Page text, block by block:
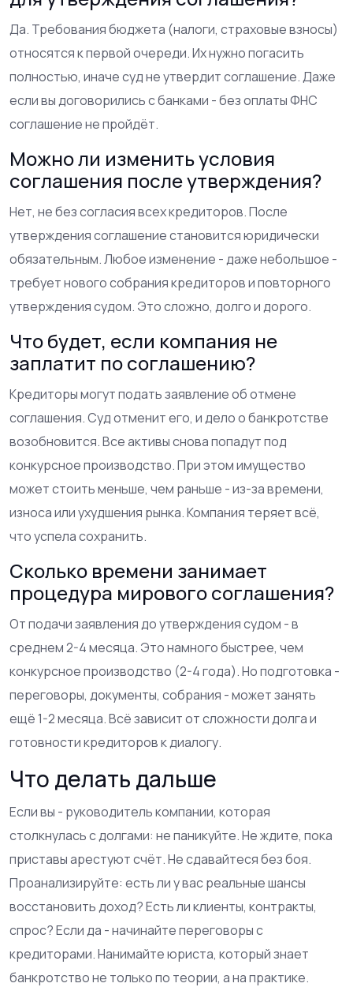
Да. Требования бюджета (налоги, страховые взносы)
относятся к первой очереди. Их нужно погасить
полностью, иначе суд не утвердит соглашение. Даже
если вы договорились с банками - без оплаты ФНС
соглашение не пройдёт.
Можно ли изменить условия
соглашения после утверждения?
Нет, не без согласия всех кредиторов. После
утверждения соглашение становится юридически
обязательным. Любое изменение - даже небольшое -
требует нового собрания кредиторов и повторного
утверждения судом. Это сложно, долго и дорого.
Что будет, если компания не
заплатит по соглашению?
Кредиторы могут подать заявление об отмене
соглашения. Суд отменит его, и дело о банкротстве
возобновится. Все активы снова попадут под
конкурсное производство. При этом имущество
может стоить меньше, чем раньше - из-за времени,
износа или ухудшения рынка. Компания теряет всё,
что успела сохранить.
Сколько времени занимает
процедура мирового соглашения?
От подачи заявления до утверждения судом - в
среднем 2-4 месяца. Это намного быстрее, чем
конкурсное производство (2-4 года). Но подготовка -
переговоры, документы, собрания - может занять
ещё 1-2 месяца. Всё зависит от сложности долга и
готовности кредиторов к диалогу.
Что делать дальше
Если вы - руководитель компании, которая
столкнулась с долгами: не паникуйте. Не ждите, пока
приставы арестуют счёт. Не сдавайтеся без боя.
Проанализируйте: есть ли у вас реальные шансы
восстановить доход? Есть ли клиенты, контракты,
спрос? Если да - начинайте переговоры с
кредиторами. Нанимайте юриста, который знает
банкротство не только по теории, а на практике.